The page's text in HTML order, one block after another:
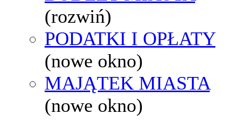
(rozwiń)
PODATKI I OPŁATY
(nowe okno)
MAJĄTEK MIASTA
(nowe okno)